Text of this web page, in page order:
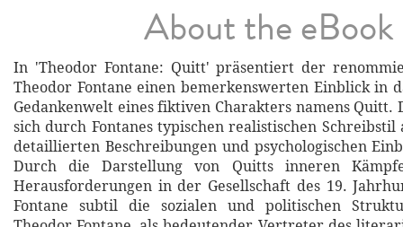
About the eBook
In 'Theodor Fontane: Quitt' präsentiert der
Theodor Fontane einen bemerkenswerten Einblick in
Gedankenwelt eines fiktiven Charakters namens Quitt.
sich durch Fontanes typischen realistischen Schreibstil
detaillierten Beschreibungen und psychologischen
Durch die Darstellung von Quitts inneren
Herausforderungen in der Gesellschaft des 19.
Fontane subtil die sozialen und politischen